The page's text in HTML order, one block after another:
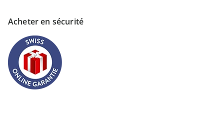
Acheter en sécurité